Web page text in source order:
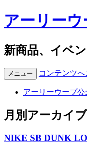
アーリー
新商品、イベ
メニュー コンテンツ
アーリーウープ公
月別アーカイ
NIKE SB DUNK